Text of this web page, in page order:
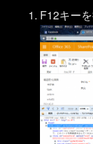
F12キー